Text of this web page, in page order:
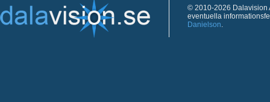
© 2010-2026 Dalavision
eventuella
Danielson.